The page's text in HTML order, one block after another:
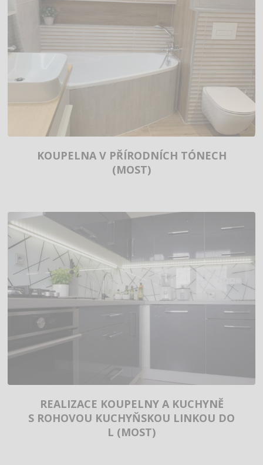
KOUPELNA V PŘÍRODNÍCH TÓNECH
(MOST)
REALIZACE KOUPELNY A KUCHYNĚ
S ROHOVOU KUCHYŇSKOU LINKOU DO
L (MOST)